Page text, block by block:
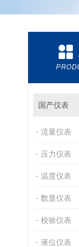
国产仪表
流量仪表
压力仪表
温度仪表
数显仪表
校验仪表
液位仪表